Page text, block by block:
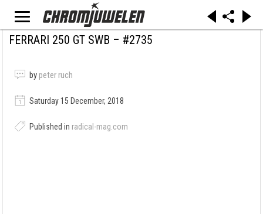
FERRARI 250 GT SWB – #2735
by peter ruch
Saturday 15 December, 2018
Published in radical-mag.com